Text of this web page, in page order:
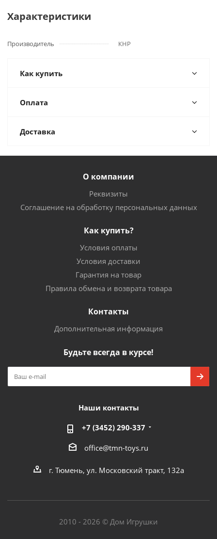
Характеристики
Производитель КНР
Как купить
Оплата
Доставка
О компании
Реквизиты
Соглашение на обработку персональных данных
Как купить?
Условия оплаты
Условия доставки
Гарантия на товар
Правила обмена и возврата товара
Контакты
Дополнительная информация
Будьте всегда в курсе!
Наши контакты
+7 (3452) 290-337
office@tmn-toys.ru
г. Тюмень, ул. Московский тракт, 132а
2010 - 2026 © Дом Игрушки